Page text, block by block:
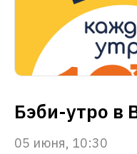
Бэби-утро в
05 июня, 10:30